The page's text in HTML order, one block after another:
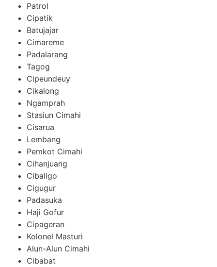
Patrol
Cipatik
Batujajar
Cimareme
Padalarang
Tagog
Cipeundeuy
Cikalong
Ngamprah
Stasiun Cimahi
Cisarua
Lembang
Pemkot Cimahi
Cihanjuang
Cibaligo
Cigugur
Padasuka
Haji Gofur
Cipageran
Kolonel Masturi
Alun-Alun Cimahi
Cibabat